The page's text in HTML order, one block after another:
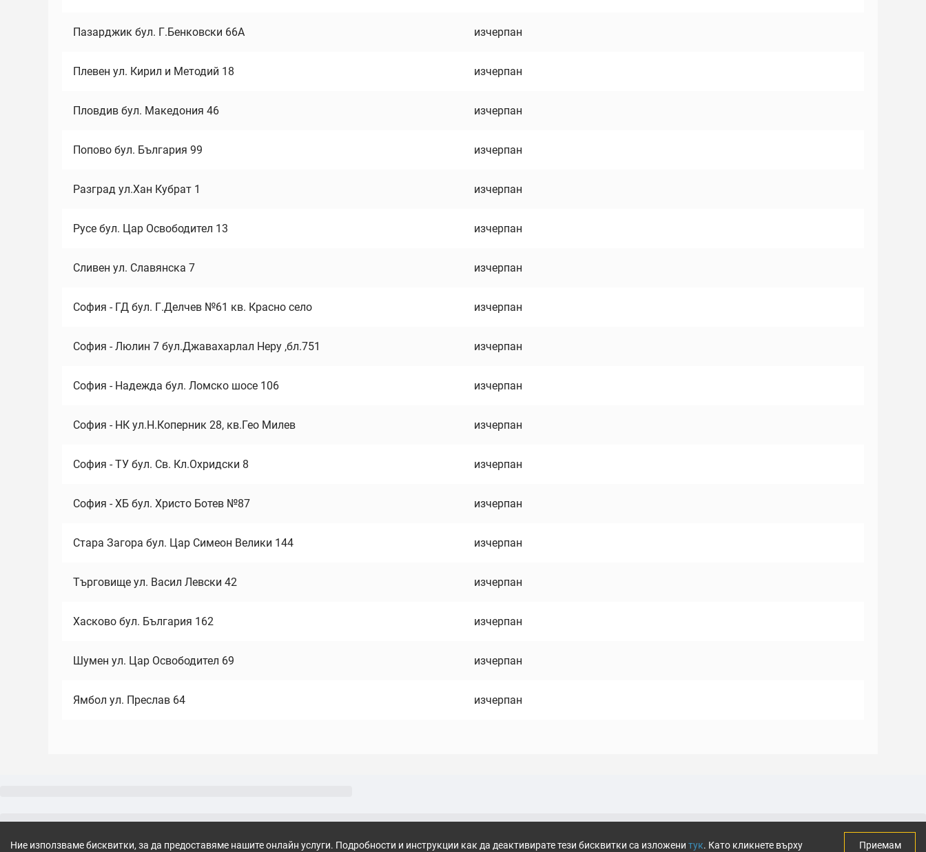
Пазарджик бул. Г.Бенковски 66А изчерпан
Плевен ул. Кирил и Методий 18 изчерпан
Пловдив бул. Македония 46 изчерпан
Попово бул. България 99 изчерпан
Разград ул.Хан Кубрат 1 изчерпан
Русе бул. Цар Освободител 13 изчерпан
Сливен ул. Славянска 7 изчерпан
София - ГД бул. Г.Делчев №61 кв. Красно село изчерпан
София - Люлин 7 бул.Джавахарлал Неру ,бл.751 изчерпан
София - Надежда бул. Ломско шосе 106 изчерпан
София - НК ул.Н.Коперник 28, кв.Гео Милев изчерпан
София - ТУ бул. Св. Кл.Охридски 8 изчерпан
София - ХБ бул. Христо Ботев №87 изчерпан
Стара Загора бул. Цар Симеон Велики 144 изчерпан
Търговище ул. Васил Левски 42 изчерпан
Хасково бул. България 162 изчерпан
Шумен ул. Цар Освободител 69 изчерпан
Ямбол ул. Преслав 64 изчерпан
Ние използваме бисквитки, за да предоставяме нашите онлайн услуги. Подробности и инструкции как да деактивирате тези бисквитки са изложени тук. Като кликнете върху Приемам